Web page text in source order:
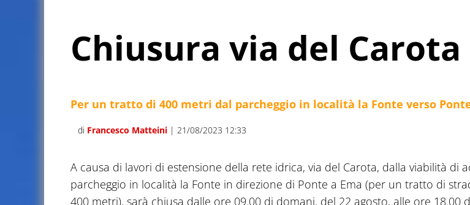
Chiusura via del Carota
Per un tratto di 400 metri dal parcheggio in località la Fonte verso
di Francesco Matteini | 21/08/2023 12:33
A causa di lavori di estensione della rete idrica, via del Carota, dalla viabilità di
parcheggio in località la Fonte in direzione di Ponte a Ema (per un tratto di
400 metri), sarà chiusa dalle ore 09.00 di domani, del 22 agosto, alle ore 18.00